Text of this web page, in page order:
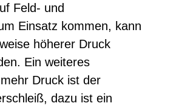
Feld- und
Einsatz kommen, kann
höherer Druck
Ein weiteres
Druck ist der
dazu ist ein